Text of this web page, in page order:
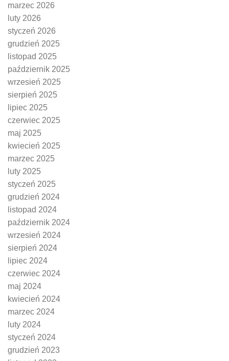
marzec 2026
luty 2026
styczeń 2026
grudzień 2025
listopad 2025
październik 2025
wrzesień 2025
sierpień 2025
lipiec 2025
czerwiec 2025
maj 2025
kwiecień 2025
marzec 2025
luty 2025
styczeń 2025
grudzień 2024
listopad 2024
październik 2024
wrzesień 2024
sierpień 2024
lipiec 2024
czerwiec 2024
maj 2024
kwiecień 2024
marzec 2024
luty 2024
styczeń 2024
grudzień 2023